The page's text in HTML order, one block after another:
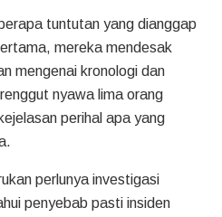
tuntutan yang dianggap
mereka mendesak
mengenai kronologi dan
nyawa lima orang
perihal apa yang
perlunya investigasi
penyebab pasti insiden